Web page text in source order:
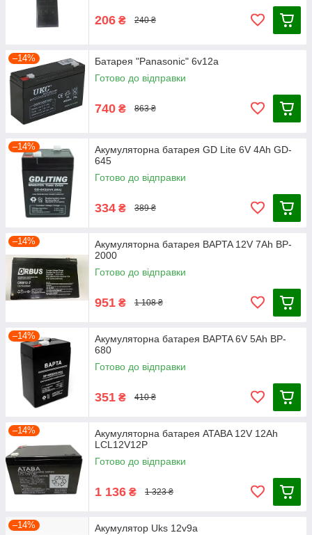
206 ₴ 240 ₴
–14%
Батарея "Panasonic" 6v12a
Готово до відправки
740 ₴ 863 ₴
–14%
Акумуляторна батарея GD Lite 6V 4Ah GD-
645
Готово до відправки
334 ₴ 389 ₴
–14%
Акумуляторна батарея BAPTA 12V 7Ah BP-
2000
Готово до відправки
951 ₴ 1 108 ₴
–14%
Акумуляторна батарея BAPTA 6V 5Ah BP-
680
Готово до відправки
351 ₴ 410 ₴
–14%
Акумуляторна батарея ATABA 12V 12Ah
LCL12V12P
Готово до відправки
1 136 ₴ 1 323 ₴
–14%
Акумулятор Uks 12v9a